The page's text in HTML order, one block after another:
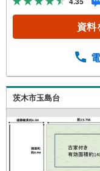
キリン堂高槻
園柱本保育
校:徒歩2分
≪*≫*≪*≫*≪
キッズスペー
ございます
資料
茨木市玉島台